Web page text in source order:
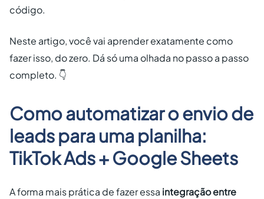
código.
Neste artigo, você vai aprender exatamente como
fazer isso, do zero. Dá só uma olhada no passo a passo
completo. 👇
Como automatizar o envio de
leads para uma planilha:
TikTok Ads + Google Sheets
A forma mais prática de fazer essa integração entre